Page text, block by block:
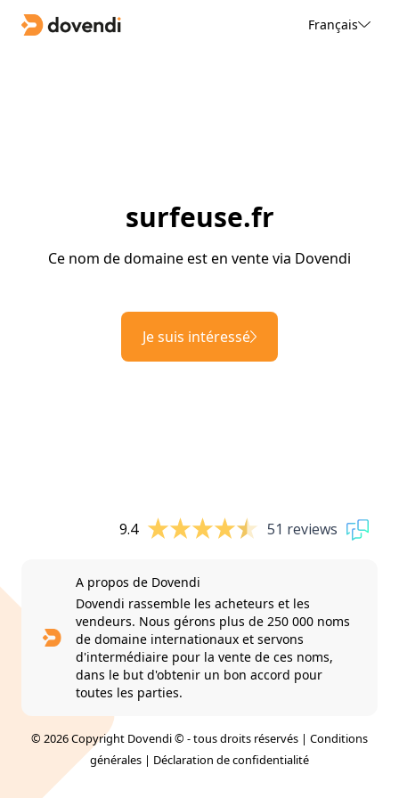
Français
surfeuse.fr
Ce nom de domaine est en vente via Dovendi
Je suis intéressé
9.4 51 reviews
A propos de Dovendi
Dovendi rassemble les acheteurs et les
vendeurs. Nous gérons plus de 250 000 noms
de domaine internationaux et servons
d'intermédiaire pour la vente de ces noms,
dans le but d'obtenir un bon accord pour
toutes les parties.
© 2026 Copyright Dovendi © - tous droits réservés | Conditions
générales | Déclaration de confidentialité